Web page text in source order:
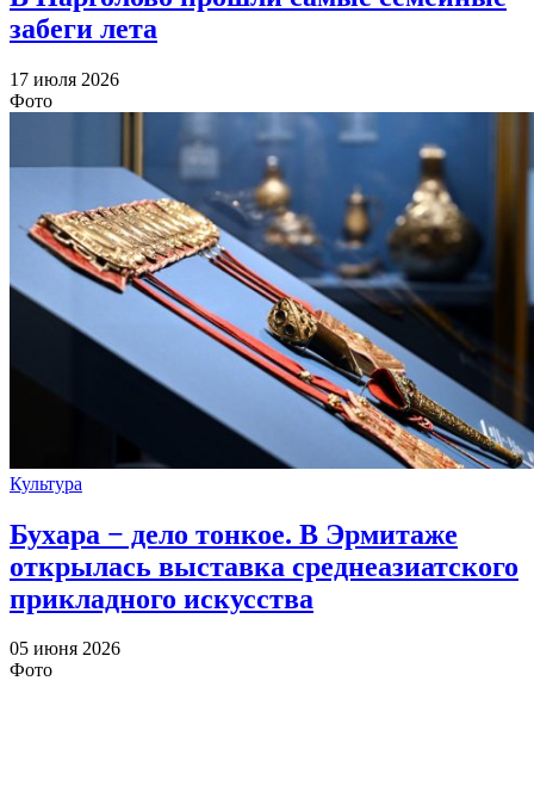
забеги лета
17 июля 2026
Фото
Культура
Бухара − дело тонкое. В Эрмитаже
открылась выставка среднеазиатского
прикладного искусства
05 июня 2026
Фото